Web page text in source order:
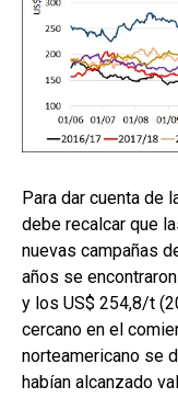
Para dar cuenta de
debe recalcar que
nuevas campañas
años se
y los US$ 254,8/t
cercano en el
norteamericano se
habían alcanzado